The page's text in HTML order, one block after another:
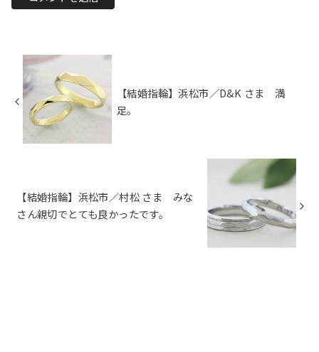
【結婚指輪】浜松市／D&K さま 満
足。
【結婚指輪】浜松市／村松 さま みな
さん親切でとても良かったです。